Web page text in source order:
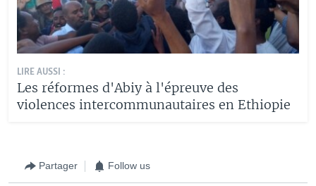
LIRE AUSSI :
Les réformes d'Abiy à l'épreuve des
violences intercommunautaires en Ethiopie
Partager Follow us